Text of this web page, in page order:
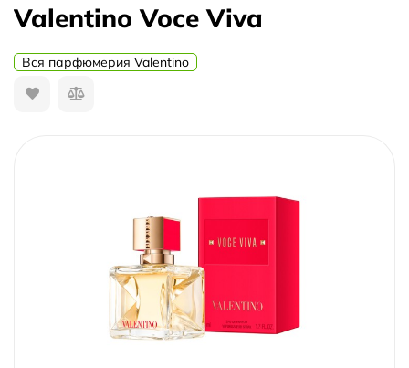
Valentino Voce Viva
Вся парфюмерия Valentino